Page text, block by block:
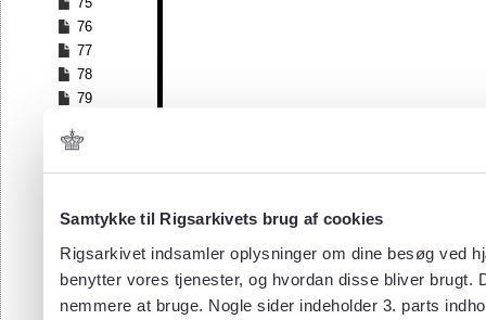
Samtykke til Rigsarkivets brug af cookies
Rigsarkivet indsamler oplysninger om dine besøg ved
benytter vores tjenester, og hvordan disse bliver
nemmere at bruge. Nogle sider indeholder 3. parts
76
77
78
79